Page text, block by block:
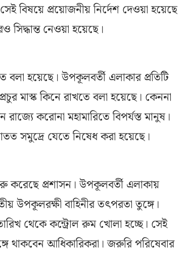
বিষয়ে প্রয়োজনীয় নির্দেশ দেওয়া হয়েছে
সিদ্ধান্ত নেওয়া হয়েছে।
বলা হয়েছে। উপকূলবর্তী এলাকার প্রতিটি
মাস্ক কিনে রাখতে বলা হয়েছে। কেননা
করোনা মহামারিতে বিপর্যস্ত মানুষ।
সমুদ্রে যেতে নিষেধ করা হয়েছে।
প্রশাসন। উপকূলবর্তী এলাকায়
উপকূলরক্ষী বাহিনীর তৎপরতা তুঙ্গে।
থেকে কন্ট্রোল রুম খোলা হচ্ছে। সেই
থাকবেন আধিকারিকরা। জরুরি পরিষেবার